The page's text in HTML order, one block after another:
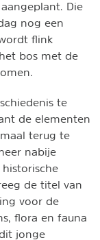
Die
nog een
flink
bos met de
te
de elementen
terug te
nabije
de titel van
voor de
flora en fauna
jonge